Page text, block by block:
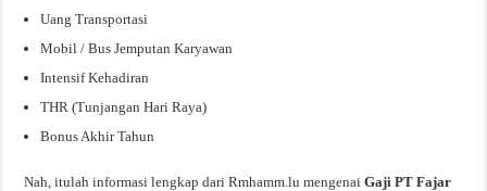
Uang Transportasi
Mobil / Bus Jemputan Karyawan
Intensif Kehadiran
THR (Tunjangan Hari Raya)
Bonus Akhir Tahun
Nah, itulah informasi lengkap dari Rmhamm.lu mengenaiGaji PT Fajar